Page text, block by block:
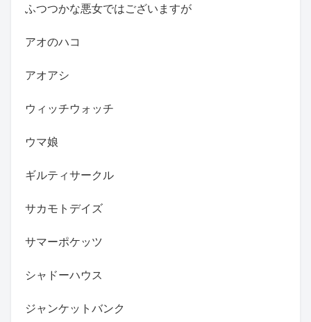
ふつつかな悪女ではございますが
アオのハコ
アオアシ
ウィッチウォッチ
ウマ娘
ギルティサークル
サカモトデイズ
サマーポケッツ
シャドーハウス
ジャンケットバンク